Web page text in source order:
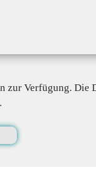
zur Verfügung. Die